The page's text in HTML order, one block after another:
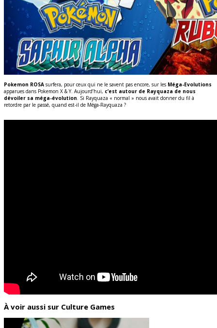
Pokemon ROSA surfera, pour ceux qui ne le savent pas encore, sur les Méga-Evolutions
apparues dans Pokemon X & Y. Aujourd’hui, c’est autour de Rayquaza de nous
dévoiler sa méga-évolution. Si Rayquaza « normal » nous avait donner du fil à
retordre par le passé, quand est-il de Méga-Rayquaza ?
À voir aussi sur Culture Games